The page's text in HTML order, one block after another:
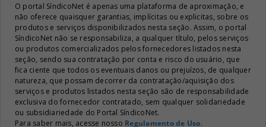
O portal SíndicoNet é apenas uma plataforma de aproximação, e
não oferece quaisquer garantias, implícitas ou explicitas, sobre os
produtos e serviços disponibilizados nesta seção. Assim, o portal
SíndicoNet não se responsabiliza, a qualquer título, pelos serviços
ou produtos comercializados pelos fornecedores listados nesta
seção, sendo sua contratação por conta e risco do usuário, que
fica ciente que todos os eventuais danos ou prejuízos, de qualquer
natureza, que possam decorrer da contratação/aquisição dos
serviços e produtos listados nesta seção são de responsabilidade
exclusiva do fornecedor contratado, sem qualquer solidariedade
ou subsidiariedade do Portal SíndicoNet.
Para saber mais, acesse nosso Regulamento de Uso.